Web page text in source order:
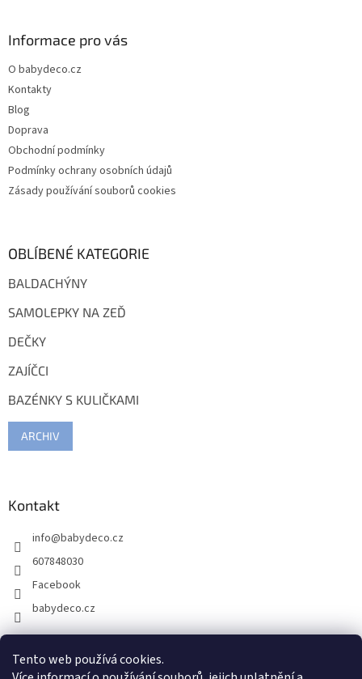
Tento web používá cookies.
Informace pro vás
O babydeco.cz
Kontakty
Blog
Doprava
Obchodní podmínky
Podmínky ochrany osobních údajů
Zásady používání souborů cookies
OBLÍBENÉ KATEGORIE
BALDACHÝNY
SAMOLEPKY NA ZEĎ
DEČKY
ZAJÍČCI
BAZÉNKY S KULIČKAMI
ARCHIV
Kontakt
info@babydeco.cz
607848030
Facebook
babydeco.cz